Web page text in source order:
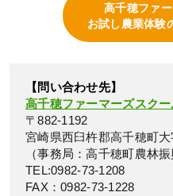
高千穂ファ
お試し農業体験
【問い合わせ先】
高千穂ファーマーズスクー
〒882-1192
宮崎県西臼杵郡高千穂町
（事務局：高千穂町農林
TEL:0982-73-1208
FAX：0982-73-1228